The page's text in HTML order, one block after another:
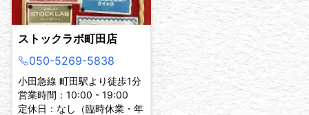
ストックラボ町田店
050-5269-5838
小田急線 町田駅より徒歩1分
営業時間：10:00 - 19:00
定休日：なし（臨時休業・年